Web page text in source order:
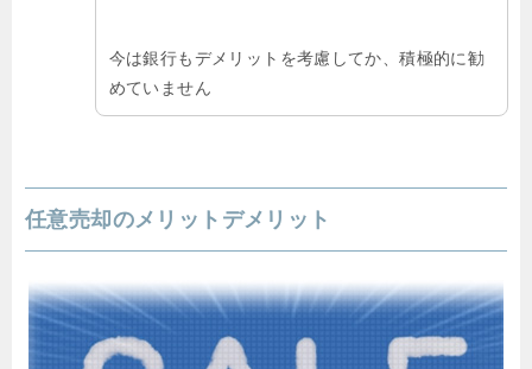
今は銀行もデメリットを考慮してか、積極的に勧
めていません
任意売却のメリットデメリット